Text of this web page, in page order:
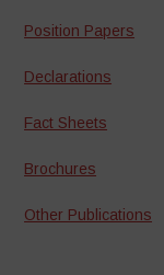
Position Papers
Declarations
Fact Sheets
Brochures
Other Publications